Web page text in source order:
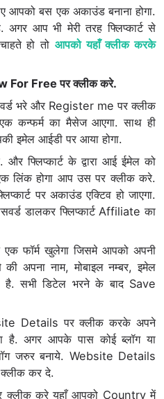
आपको बस एक अकाउंड बनाना होगा.
आप भी मेरी तरह फ्लिप्कार्ट से
हो तो आपको यहाँ क्लीक करके
For Free पर क्लीक करे.
भरे और Register me पर क्लीक
कन्फर्म का मैसेज आएगा. साथ ही
इमेल आईडी पर आया होगा.
फ्लिप्कार्ट के द्वारा आई ईमेल को
लिंक होगा आप उस पर क्लीक करे.
पर अकाउंड एक्टिव हो जाएगा.
डालकर फ्लिप्कार्ट Affiliate का
फॉर्म खुलेगा जिसमे आपको अपनी
अपना नाम, मोबाइल नम्बर, इमेल
है. सभी डिटेल भरने के बाद Save
Details पर क्लीक करके अपने
है. अगर आपके पास कोई ब्लॉग या
जरुर बनाये. Website Details
कर दे.
करे यहाँ आपको Country में